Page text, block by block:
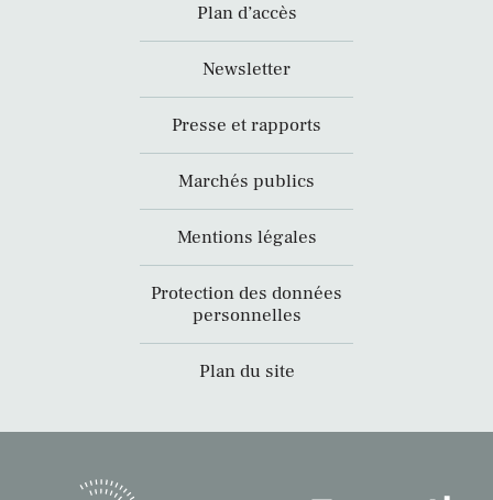
Plan d’accès
Newsletter
Presse et rapports
Marchés publics
Mentions légales
Protection des données
personnelles
Plan du site